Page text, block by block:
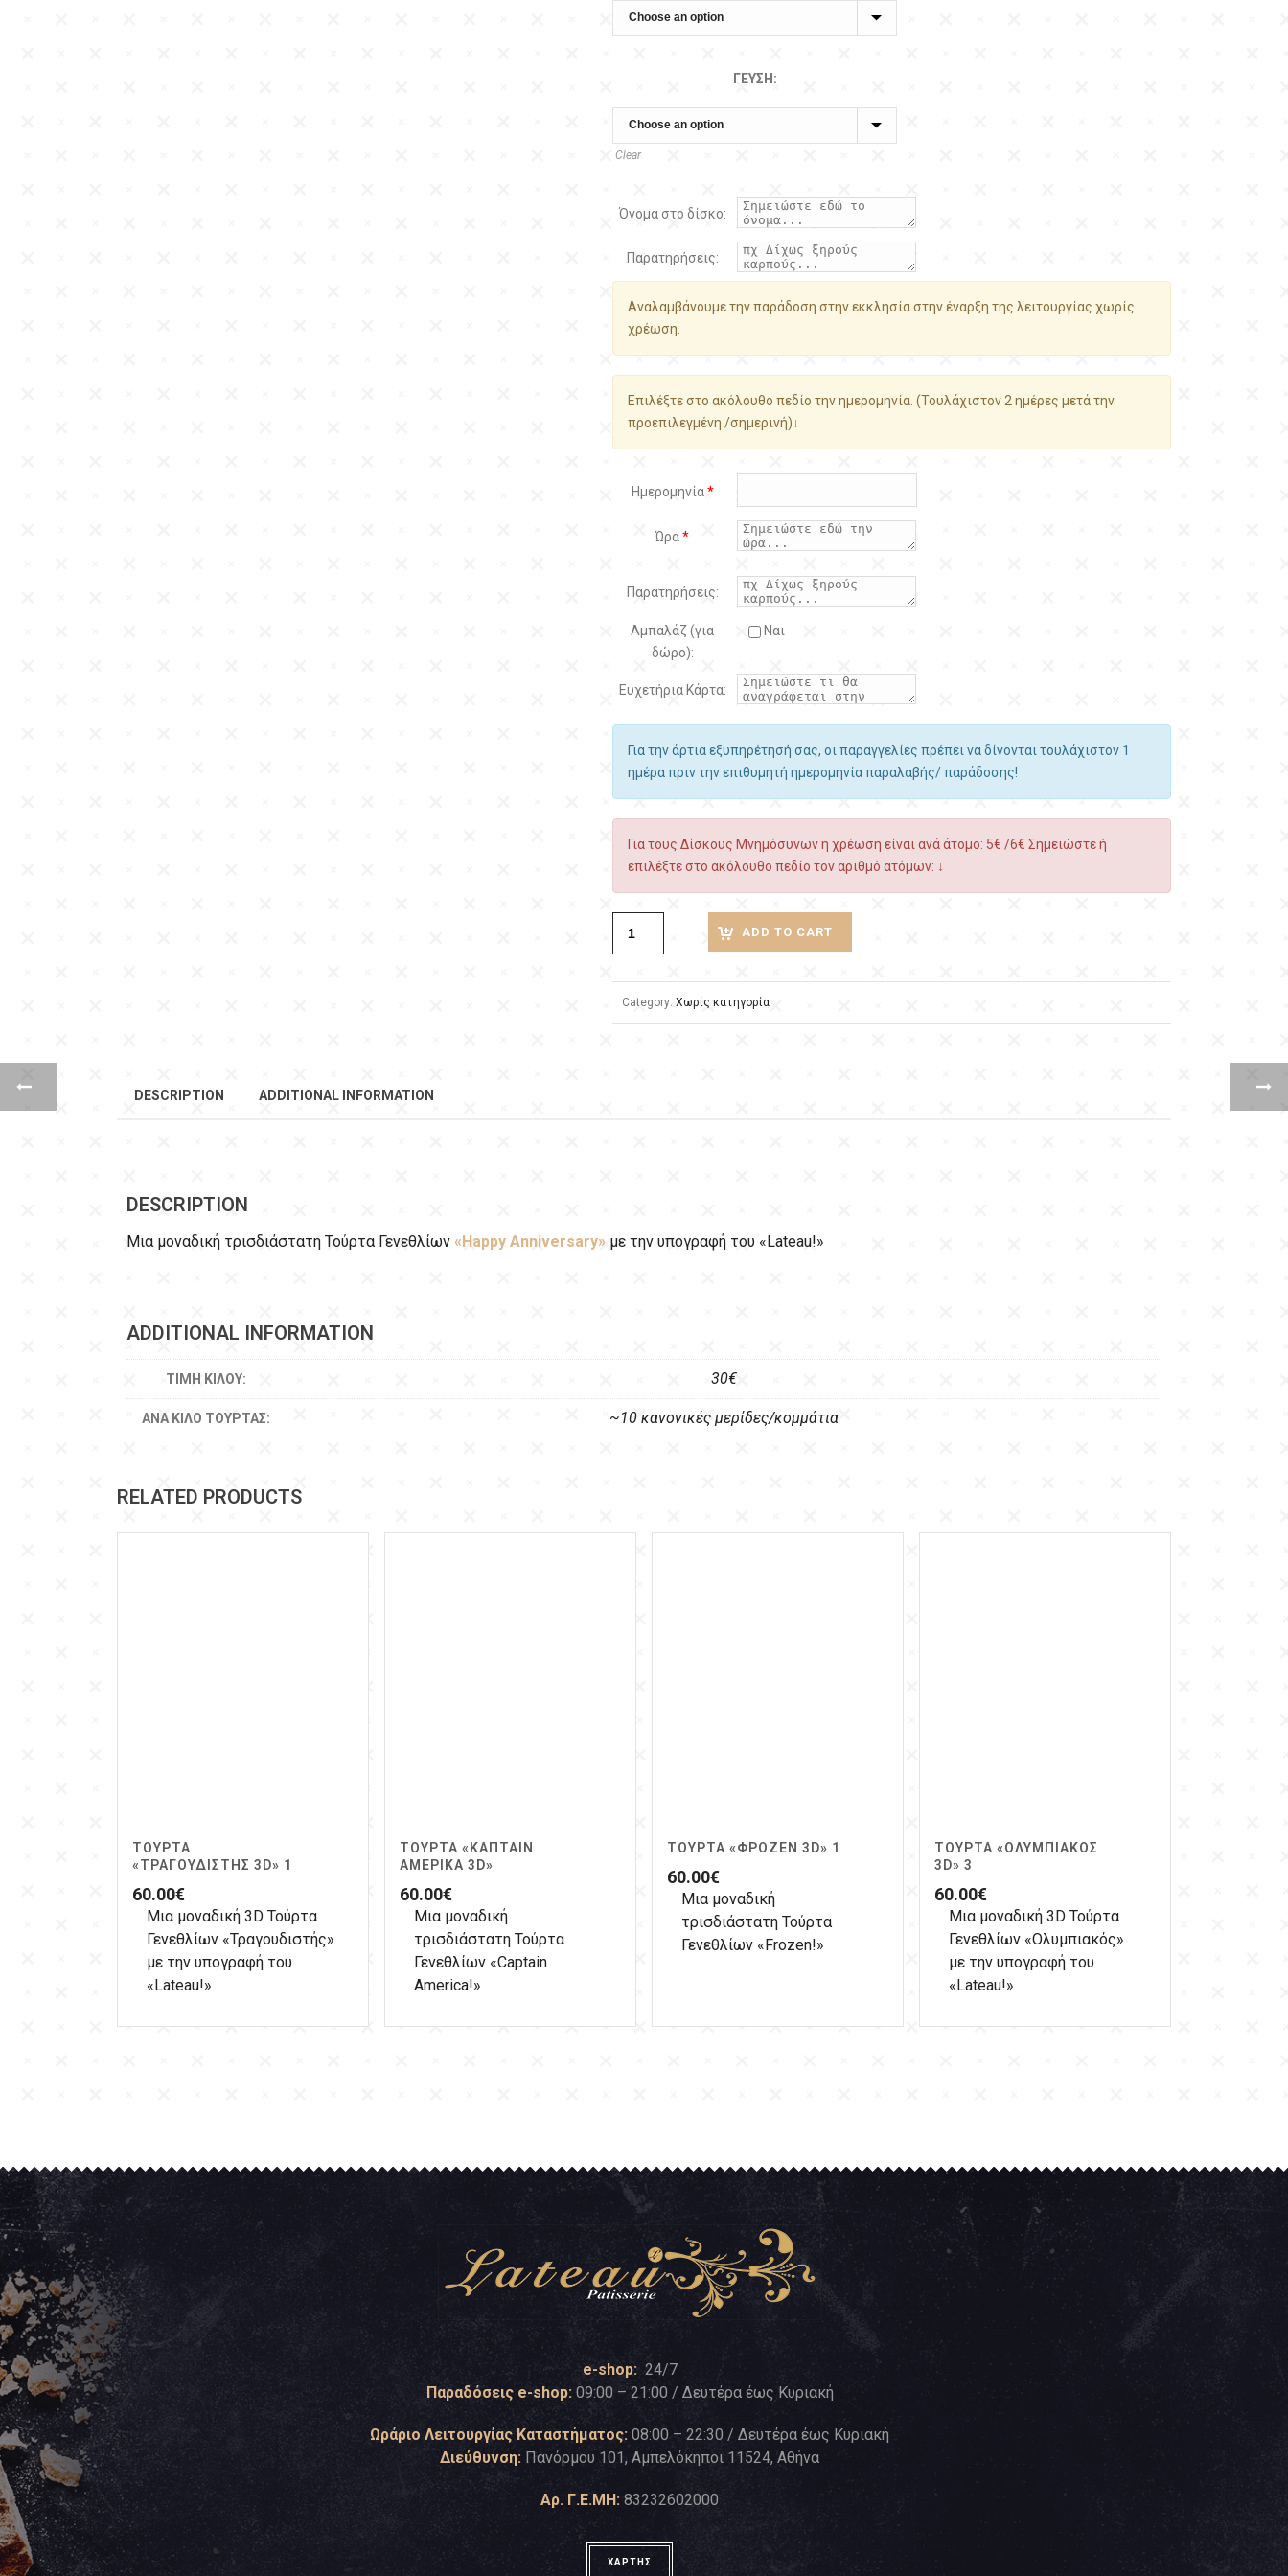
ΓΕΎΣΗ:
Clear
Όνομα στο δίσκο:
Παρατηρήσεις:
Αναλαμβάνουμε την παράδοση στην εκκλησία στην έναρξη της λειτουργίας χωρίς
χρέωση.
Επιλέξτε στο ακόλουθο πεδίο την ημερομηνία. (Τουλάχιστον 2 ημέρες μετά την
προεπιλεγμένη /σημερινή)↓
Ημερομηνία*
Ώρα*
Παρατηρήσεις:
Αμπαλάζ (για
δώρο):
Ναι
Ευχετήρια Κάρτα:
Για την άρτια εξυπηρέτησή σας, οι παραγγελίες πρέπει να δίνονται τουλάχιστον 1
ημέρα πριν την επιθυμητή ημερομηνία παραλαβής/ παράδοσης!
Για τους Δίσκους Μνημόσυνων η χρέωση είναι ανά άτομο: 5€ /6€ Σημειώστε ή
επιλέξτε στο ακόλουθο πεδίο τον αριθμό ατόμων: ↓
ADD TO CART
Category: Χωρίς κατηγορία
DESCRIPTION ADDITIONAL INFORMATION
DESCRIPTION
Μια μοναδική τρισδιάστατη Τούρτα Γενεθλίων «Ηappy Αnniversary» με την υπογραφή του «Lateau!»
ADDITIONAL INFORMATION
ΤΙΜΉ ΚΙΛΟΎ: 30€
ΑΝΆ ΚΙΛΌ ΤΟΎΡΤΑΣ: ~10 κανονικές μερίδες/κομμάτια
RELATED PRODUCTS
ΤΟΎΡΤΑ
«ΤΡΑΓΟΥΔΙΣΤΉΣ 3D» 1
60.00€
Μια μοναδική 3D Τούρτα
Γενεθλίων «Τραγουδιστής»
με την υπογραφή του
«Lateau!»
ΤΟΎΡΤΑ «ΚΆΠΤΑΙΝ
ΑΜΈΡΙΚΑ 3D»
60.00€
Μια μοναδική
τρισδιάστατη Τούρτα
Γενεθλίων «Captain
America!»
ΤΟΎΡΤΑ «ΦΡΌΖΕΝ 3D» 1
60.00€
Μια μοναδική
τρισδιάστατη Τούρτα
Γενεθλίων «Frozen!»
ΤΟΎΡΤΑ «ΟΛΥΜΠΙΑΚΌΣ
3D» 3
60.00€
Μια μοναδική 3D Τούρτα
Γενεθλίων «Ολυμπιακός»
με την υπογραφή του
«Lateau!»
e-shop: 24/7
Παραδόσεις e-shop: 09:00 – 21:00 / Δευτέρα έως Κυριακή
Ωράριο Λειτουργίας Καταστήματος: 08:00 – 22:30 / Δευτέρα έως Κυριακή
Διεύθυνση: Πανόρμου 101, Αμπελόκηποι 11524, Αθήνα
Αρ. Γ.Ε.ΜΗ: 83232602000
ΧΑΡΤΗΣ